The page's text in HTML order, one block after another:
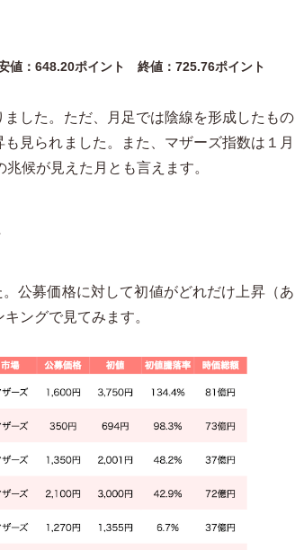
：648.20ポイント 終値：725.76ポイント
した。ただ、月足では陰線を形成したもの
見られました。また、マザーズ指数は１月
候が見えた月とも言えます。
。公募価格に対して初値がどれだけ上昇（あ
ングで見てみます。